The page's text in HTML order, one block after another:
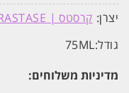
יצרן: קרסטס | KERASTASE
גודל:75ML
מדיניות משלוחים: